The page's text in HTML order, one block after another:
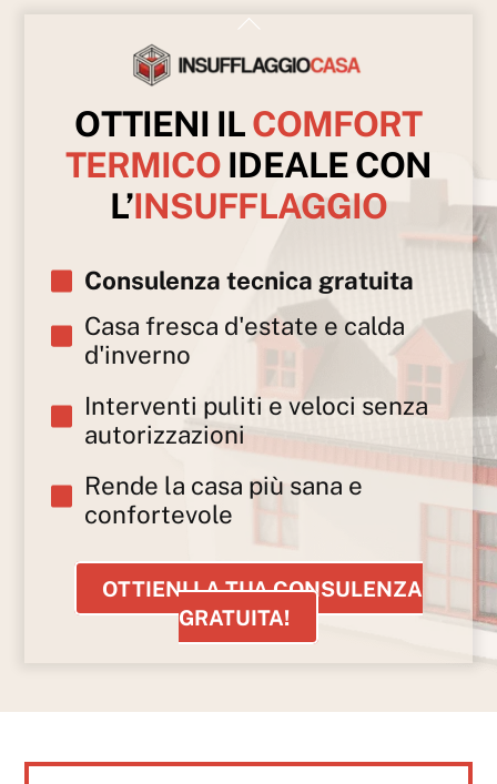
OTTIENI ILCOMFORT
TERMICO IDEALE CON
L’INSUFFLAGGIO
Consulenza tecnica gratuita
Casa fresca d'estate e calda
d'inverno
Interventi puliti e veloci senza
autorizzazioni
Rende la casa più sana e
confortevole
OTTIENI LA TUA CONSULENZA
GRATUITA!
Back
Top